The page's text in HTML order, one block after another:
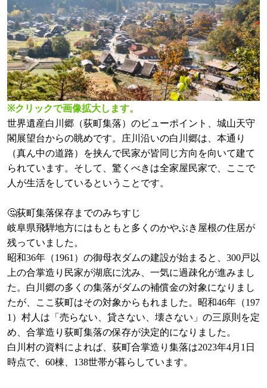
※クリックで画像拡大します。
世界遺産白川郷（荻町集落）のビューポイント、城山天守
閣展望台からの眺めです。庄川沿いの白川郷は、本通り
（真ん中の道路）を挟んで民家が皆同じ方向を向いて建て
られています。そして、驚くべきは全家屋民家で、ここで
人が生活をしているということです。
🤔荻町集落保存までのみちすじ
岐阜県飛騨地方にはもともと多くのかやぶき屋根の住居が
残っていました。
昭和36年（1961）の御母衣ダムの建設が始まると、300戸以
上の合掌造り民家が湖底に沈み、一気に過疎化が進みまし
た。白川郷の多くの集落がダムの補償金の対象になりまし
たが、ここ荻町はその対象からもれました。昭和46年（197
1）村人は「売らない、貸さない、壊さない」の三原則を定
め、合掌造り荻町集落の保存が決定的になりました。
白川村の資料によれば、荻町合掌造り集落は2023年4月1日
時点で、60棟、138世帯が暮らしています。